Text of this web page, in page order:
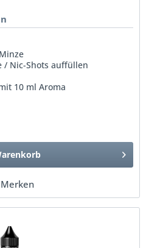
/ Nic-Shots auffüllen
10 ml Aroma
Merken